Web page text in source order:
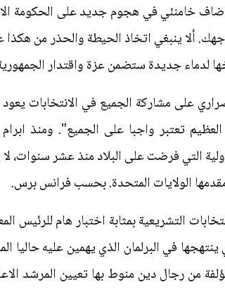
خامنئي في هجوم جديد على الحكومة
ألا ينبغي اتخاذ الحيطة والحذر من
لدماء جديدة ستضمن عزة واقتدار
على مشاركة الجميع في الانتخابات يعود
التي فرضت على البلاد منذ عشر سنوات،
الولايات المتحدة. بحسب فرانس برس.
التشريعية بمثابة اختبار هام
ينتهجها في البرلمان الذي يهمين عليه
من رجال دين منوط بها تعيين المرشد